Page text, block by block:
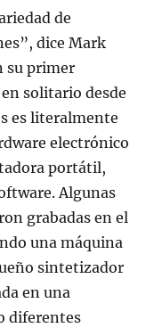
de
dice Mark
su primer
solitario desde
es literalmente
electrónico
portátil,
Algunas
grabadas en el
una máquina
sintetizador
en una
diferentes